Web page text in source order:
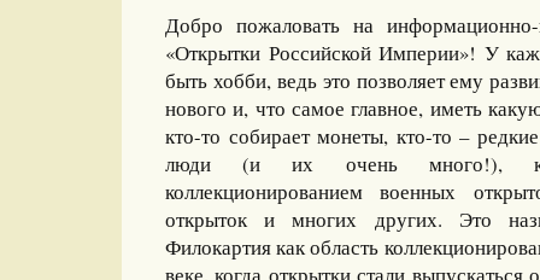
Добро пожаловать на информационно-
«Открытки Российской Империи»! У
быть хобби, ведь это позволяет ему
нового и, что самое главное, иметь
кто-то собирает монеты, кто-то –
люди (и их очень много!),
коллекционированием военных
открыток и многих других. Это
Филокартия как область